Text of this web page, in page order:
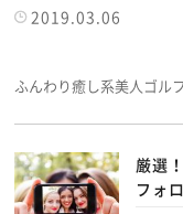
2019.03.06
ふんわり癒し系美人ゴ
厳選
フォ